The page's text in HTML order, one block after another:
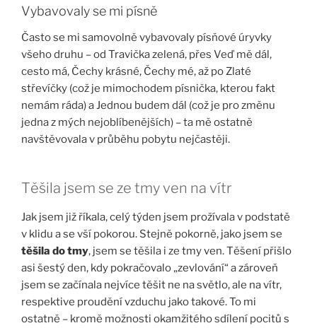
Vybavovaly se mi písně
Často se mi samovolně vybavovaly písňové úryvky
všeho druhu – od Travička zelená, přes Veď mě dál,
cesto má, Čechy krásné, Čechy mé, až po Zlaté
střevíčky (což je mimochodem písnička, kterou fakt
nemám ráda) a Jednou budem dál (což je pro změnu
jedna z mých nejoblíbenějších) – ta mě ostatně
navštěvovala v průběhu pobytu nejčastěji.
Těšila jsem se ze tmy ven na vítr
Jak jsem již říkala, celý týden jsem prožívala v podstatě
v klidu a se vší pokorou. Stejně pokorně, jako jsem se
těšila do tmy, jsem se těšila i ze tmy ven. Těšení přišlo
asi šestý den, kdy pokračovalo „zevlování“ a zároveň
jsem se začínala nejvíce těšit ne na světlo, ale na vítr,
respektive proudění vzduchu jako takové. To mi
ostatně – kromě možnosti okamžitého sdílení pocitů s